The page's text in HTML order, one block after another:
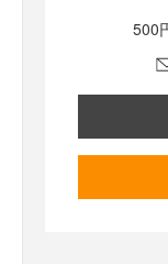
500